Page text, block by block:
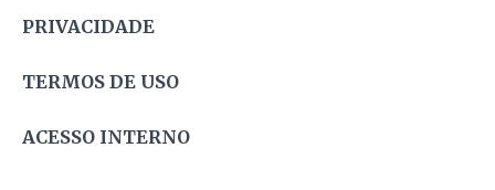
PRIVACIDADE
TERMOS DE USO
ACESSO INTERNO